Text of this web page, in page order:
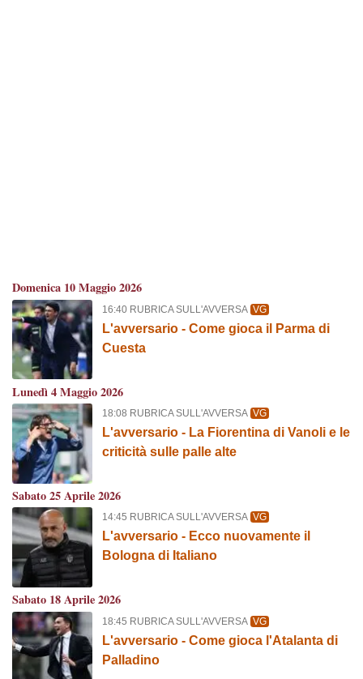
Domenica 10 Maggio 2026
16:40 RUBRICA SULL'AVVERSA VG
L'avversario - Come gioca il Parma di
Cuesta
Lunedì 4 Maggio 2026
18:08 RUBRICA SULL'AVVERSA VG
L'avversario - La Fiorentina di Vanoli e le
criticità sulle palle alte
Sabato 25 Aprile 2026
14:45 RUBRICA SULL'AVVERSA VG
L'avversario - Ecco nuovamente il
Bologna di Italiano
Sabato 18 Aprile 2026
18:45 RUBRICA SULL'AVVERSA VG
L'avversario - Come gioca l'Atalanta di
Palladino